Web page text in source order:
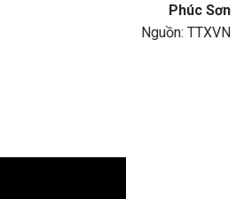
Phúc Sơn
Nguồn: TTXVN